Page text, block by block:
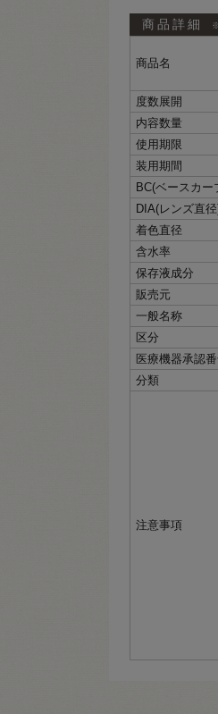
商品詳細
商品名
度数展開
内容数量
使用期限
装用期間
BC(ベースカー
DIA(レンズ直
着色直径
含水率
保存液成分
販売元
一般名称
区分
医療機器承認
分類
注意事項